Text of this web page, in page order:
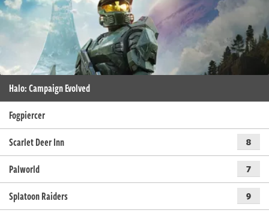
Halo: Campaign Evolved
Fogpiercer
Scarlet Deer Inn
8
Palworld 7
Splatoon Raiders 9